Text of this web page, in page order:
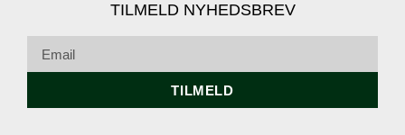
TILMELD NYHEDSBREV
TILMELD